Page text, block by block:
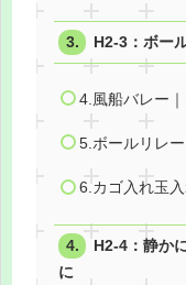
H2-3：ボー
4.風船バレー
5.ボールリレ
6.カゴ入れ玉
H2-4：静か
に